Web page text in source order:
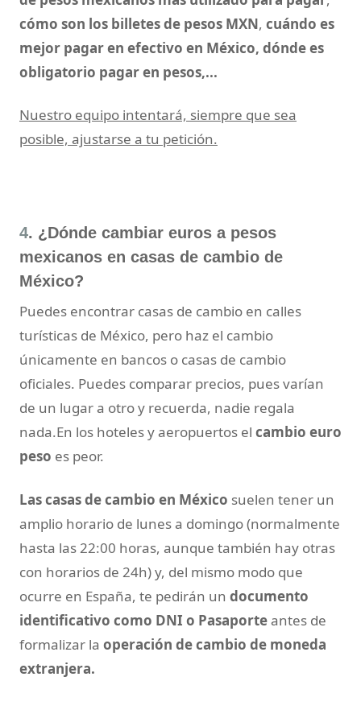
cómo son los billetes de pesos MXN, cuándo es
mejor pagar en efectivo en México, dónde es
obligatorio pagar en pesos,...
Nuestro equipo intentará, siempre que sea
posible, ajustarse a tu petición.
4. ¿Dónde cambiar euros a pesos
mexicanos en casas de cambio de
México?
Puedes encontrar casas de cambio en calles
turísticas de México, pero haz el cambio
únicamente en bancos o casas de cambio
oficiales. Puedes comparar precios, pues varían
de un lugar a otro y recuerda, nadie regala
nada.En los hoteles y aeropuertos el cambio euro
peso es peor.
Las casas de cambio en México suelen tener un
amplio horario de lunes a domingo (normalmente
hasta las 22:00 horas, aunque también hay otras
con horarios de 24h) y, del mismo modo que
ocurre en España, te pedirán un documento
identificativo como DNI o Pasaporteantes de
formalizar la operación de cambio de moneda
extranjera.